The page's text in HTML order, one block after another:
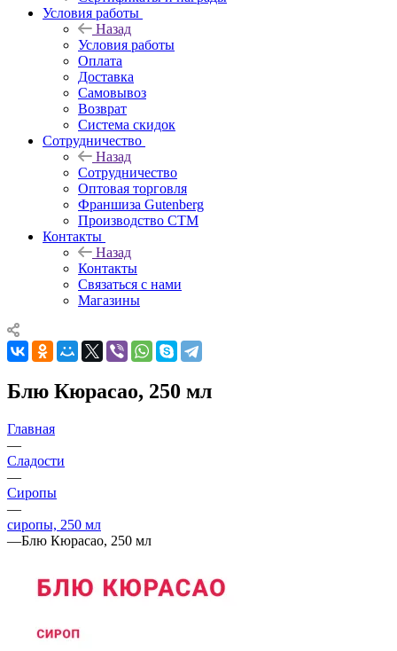
Условия работы
Назад
Условия работы
Оплата
Доставка
Самовывоз
Возврат
Система скидок
Сотрудничество
Назад
Сотрудничество
Оптовая торговля
Франшиза Gutenberg
Производство СТМ
Контакты
Назад
Контакты
Связаться с нами
Магазины
Блю Кюрасао, 250 мл
Главная
—
Сладости
—
Сиропы
—
сиропы, 250 мл
—Блю Кюрасао, 250 мл